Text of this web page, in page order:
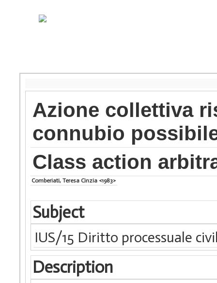
Azione collettiva
connubio
Class action
Comberiati, Teresa Cinzia <1983>
Subject
IUS/15 Diritto processuale
Description